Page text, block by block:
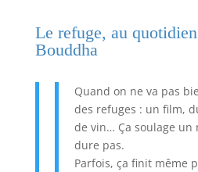
Le refuge, au
Bouddha
Quand on ne va pas
des refuges : un film,
de vin… Ça soulage un
dure pas.
Parfois, ça finit même